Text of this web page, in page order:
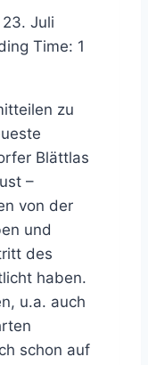
23. Juli
Time: 1
zu
Blättlas
–
von der
und
des
haben.
u.a. auch
schon auf